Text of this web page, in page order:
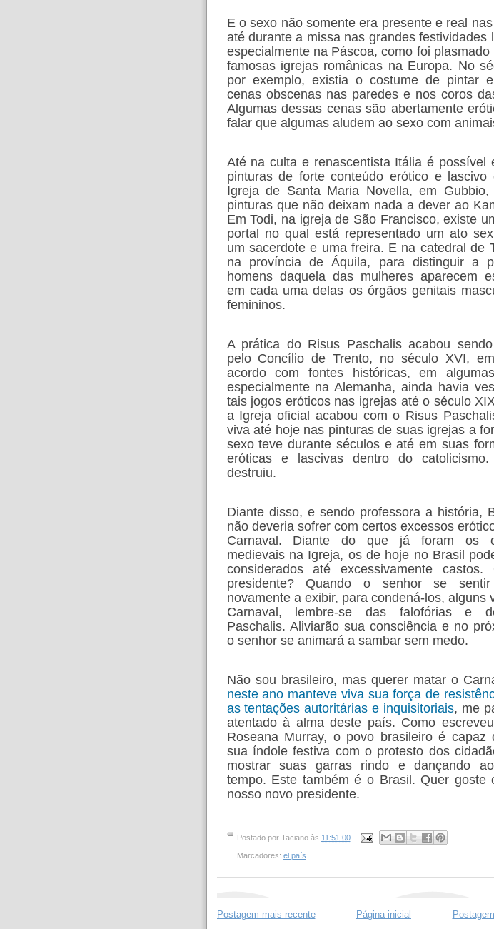
E o sexo não somente era presente e real
até durante a missa nas grandes festividades
especialmente na Páscoa, como foi plasmado
famosas igrejas românicas na Europa. No
por exemplo, existia o costume de pintar
cenas obscenas nas paredes e nos coros
Algumas dessas cenas são abertamente
falar que algumas aludem ao sexo com
Até na culta e renascentista Itália é possível
pinturas de forte conteúdo erótico e lascivo
Igreja de Santa Maria Novella, em
pinturas que não deixam nada a dever ao
Em Todi, na igreja de São Francisco, existe
portal no qual está representado um ato
um sacerdote e uma freira. E na catedral de
na província de Áquila, para distinguir a
homens daquela das mulheres aparecem
em cada uma delas os órgãos genitais
femininos.
A prática do Risus Paschalis acabou
pelo Concílio de Trento, no século XVI,
acordo com fontes históricas, em
especialmente na Alemanha, ainda havia
tais jogos eróticos nas igrejas até o século
a Igreja oficial acabou com o Risus
viva até hoje nas pinturas de suas igrejas a
sexo teve durante séculos e até em suas
eróticas e lascivas dentro do
destruiu.
Diante disso, e sendo professora a história,
não deveria sofrer com certos excessos
Carnaval. Diante do que já foram os
medievais na Igreja, os de hoje no Brasil
considerados até excessivamente castos.
presidente? Quando o senhor se sentir
novamente a exibir, para condená-los, alguns
Carnaval, lembre-se das falofórias e
Paschalis. Aliviarão sua consciência e no
o senhor se animará a sambar sem medo.
Não sou brasileiro, mas querer matar o
neste ano manteve viva sua força de
as tentações autoritárias e inquisitoriais, me
atentado à alma deste país. Como
Roseana Murray, o povo brasileiro é capaz
sua índole festiva com o protesto dos
mostrar suas garras rindo e dançando
tempo. Este também é o Brasil. Quer goste
nosso novo presidente.
Postado por Taciano às 11:51:00
Marcadores: el país
Postagem mais recente Página inicial